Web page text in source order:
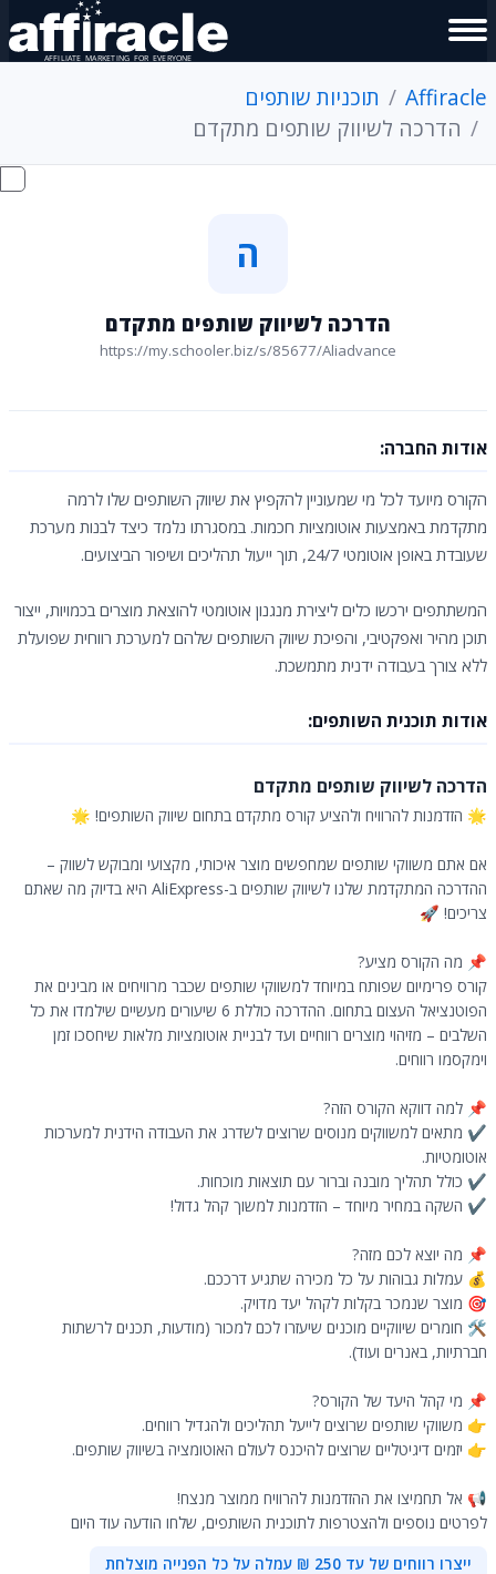
Affiracle
תוכניות שותפים
הדרכה לשיווק שותפים מתקדם
ה
הדרכה לשיווק שותפים מתקדם
https://my.schooler.biz/s/85677/Aliadvance
אודות החברה:
הקורס מיועד לכל מי שמעוניין להקפיץ את שיווק השותפים שלו לרמה
מתקדמת באמצעות אוטומציות חכמות. במסגרתו נלמד כיצד לבנות מערכת
שעובדת באופן אוטומטי 24/7, תוך ייעול תהליכים ושיפור הביצועים.
המשתתפים ירכשו כלים ליצירת מנגנון אוטומטי להוצאת מוצרים בכמויות, ייצור
תוכן מהיר ואפקטיבי, והפיכת שיווק השותפים שלהם למערכת רווחית שפועלת
ללא צורך בעבודה ידנית מתמשכת.
אודות תוכנית השותפים:
הדרכה לשיווק שותפים מתקדם
🌟 הזדמנות להרוויח ולהציע קורס מתקדם בתחום שיווק השותפים! 🌟
אם אתם משווקי שותפים שמחפשים מוצר איכותי, מקצועי ומבוקש לשווק –
ההדרכה המתקדמת שלנו לשיווק שותפים ב-AliExpress היא בדיוק מה שאתם
צריכים! 🚀
📌 מה הקורס מציע?
קורס פרימיום שפותח במיוחד למשווקי שותפים שכבר מרוויחים או מבינים את
הפוטנציאל העצום בתחום. ההדרכה כוללת 6 שיעורים מעשיים שילמדו את כל
השלבים – מזיהוי מוצרים רווחיים ועד לבניית אוטומציות מלאות שיחסכו זמן
וימקסמו רווחים.
📌 למה דווקא הקורס הזה?
✔️ מתאים למשווקים מנוסים שרוצים לשדרג את העבודה הידנית למערכות
אוטומטיות.
✔️ כולל תהליך מובנה וברור עם תוצאות מוכחות.
✔️ השקה במחיר מיוחד – הזדמנות למשוך קהל גדול!
📌 מה יוצא לכם מזה?
💰 עמלות גבוהות על כל מכירה שתגיע דרככם.
🎯 מוצר שנמכר בקלות לקהל יעד מדויק.
🛠️ חומרים שיווקיים מוכנים שיעזרו לכם למכור (מודעות, תכנים לרשתות
חברתיות, באנרים ועוד).
📌 מי קהל היעד של הקורס?
👉 משווקי שותפים שרוצים לייעל תהליכים ולהגדיל רווחים.
👉 יזמים דיגיטליים שרוצים להיכנס לעולם האוטומציה בשיווק שותפים.
📢 אל תחמיצו את ההזדמנות להרוויח ממוצר מנצח!
לפרטים נוספים ולהצטרפות לתוכנית השותפים, שלחו הודעה עוד היום
ייצרו רווחים של עד 250 ₪ עמלה על כל הפנייה מוצלחת